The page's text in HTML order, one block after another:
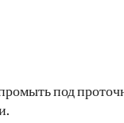
под